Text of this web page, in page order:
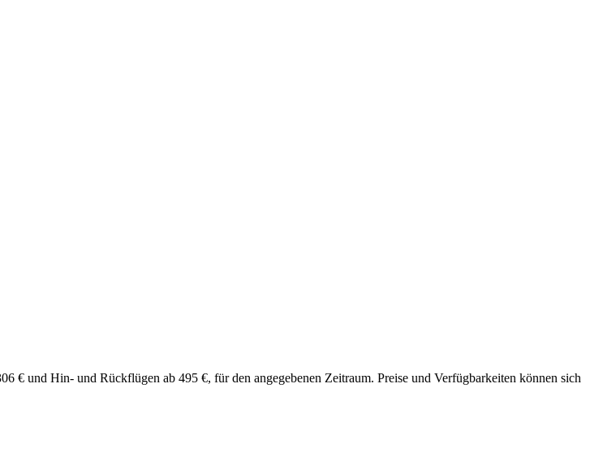
€ und Hin- und Rückflügen ab 495 €, für den angegebenen Zeitraum. Preise und Verfügbarkeiten können sich